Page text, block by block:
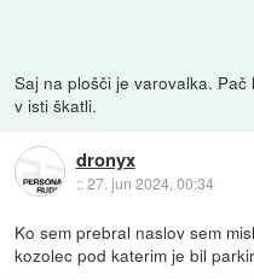
Saj na plošči je varovalka.
v isti škatli.
dronyx
::27. jun 2024, 00:34
Ko sem prebral naslov sem
kozolec pod katerim je bil